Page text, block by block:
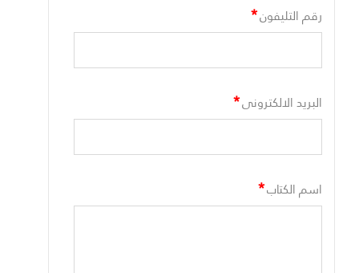
رقم التليفون*
البريد الالكترونى*
اسم الكتاب*